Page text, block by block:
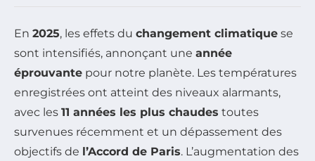
En 2025, les effets du changement climatique se
sont intensifiés, annonçant une année
éprouvante pour notre planète. Les températures
enregistrées ont atteint des niveaux alarmants,
avec les 11 années les plus chaudes toutes
survenues récemment et un dépassement des
objectifs de l’Accord de Paris. L’augmentation des